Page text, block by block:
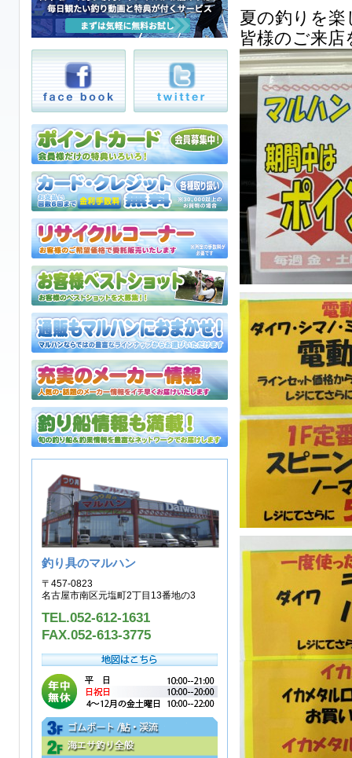
夏の釣りを
皆様のご来
釣り具のマルハン
〒457-0823
名古屋市南区元塩町2丁目13番地の3
TEL.052-612-1631
FAX.052-613-3775